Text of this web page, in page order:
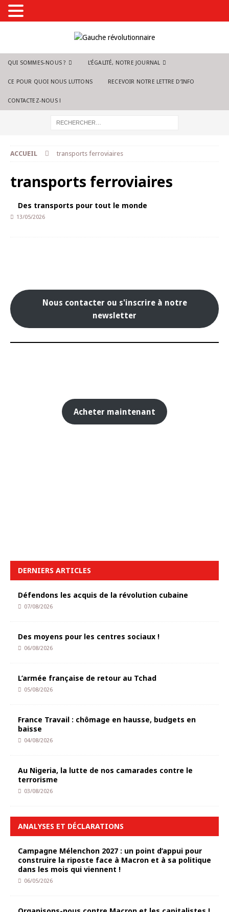
QUI SOMMES-NOUS ? L’ÉGALITÉ, NOTRE JOURNAL
CE POUR QUOI NOUS LUTTONS RECEVOIR NOTRE LETTRE D’INFO
CONTACTEZ-NOUS !
ACCUEIL transports ferroviaires
transports ferroviaires
Des transports pour tout le monde
13/05/2026
Nous contacter ou s'inscrire à notre
newsletter
Acheter maintenant
DERNIERS ARTICLES
Défendons les acquis de la révolution cubaine
07/08/2026
Des moyens pour les centres sociaux !
06/08/2026
L’armée française de retour au Tchad
05/08/2026
France Travail : chômage en hausse, budgets en
baisse
04/08/2026
Au Nigeria, la lutte de nos camarades contre le
terrorisme
03/08/2026
ANALYSES ET DÉCLARATIONS
Campagne Mélenchon 2027 : un point d’appui pour
construire la riposte face à Macron et à sa politique
dans les mois qui viennent !
06/05/2026